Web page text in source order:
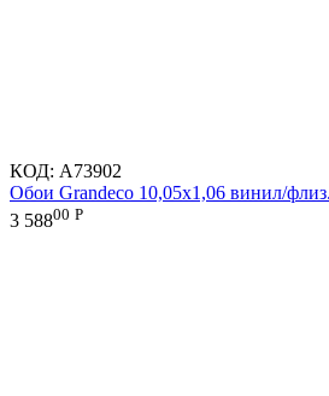
КОД: A73902
Обои Grandeco 10,05х1,06 винил/
3 58800 Р